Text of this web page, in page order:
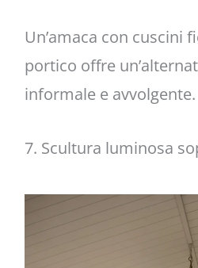
Un’amaca con cuscini
portico offre
informale e avvolgente.
7. Scultura luminosa